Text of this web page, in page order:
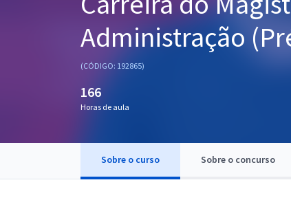
Questões grátis
Administração
(CÓDIGO: 192865)
166
Horas de aula
Sobre o curso Sobre o concurso